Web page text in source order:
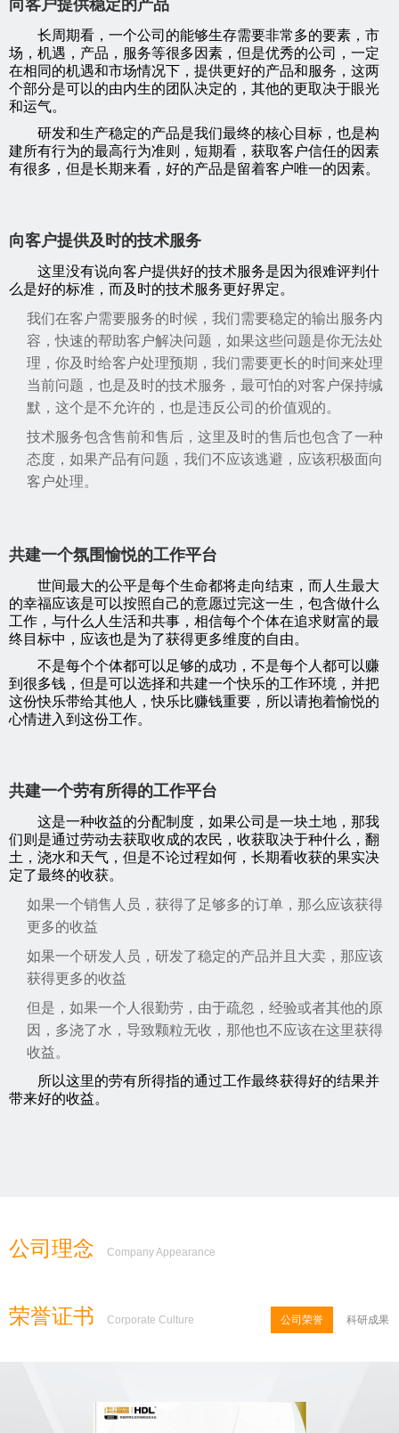
向客户提供稳定的产品
长周期看，一个公司的能够生存需要非常多的要素，市
场，机遇，产品，服务等很多因素，但是优秀的公司，一定
在相同的机遇和市场情况下，提供更好的产品和服务，这两
个部分是可以的由内生的团队决定的，其他的更取决于眼光
和运气。
研发和生产稳定的产品是我们最终的核心目标，也是构
建所有行为的最高行为准则，短期看，获取客户信任的因素
有很多，但是长期来看，好的产品是留着客户唯一的因素。
向客户提供及时的技术服务
这里没有说向客户提供好的技术服务是因为很难评判什
么是好的标准，而及时的技术服务更好界定。
我们在客户需要服务的时候，我们需要稳定的输出服务内
容，快速的帮助客户解决问题，如果这些问题是你无法处
理，你及时给客户处理预期，我们需要更长的时间来处理
当前问题，也是及时的技术服务，最可怕的对客户保持缄
默，这个是不允许的，也是违反公司的价值观的。
技术服务包含售前和售后，这里及时的售后也包含了一种
态度，如果产品有问题，我们不应该逃避，应该积极面向
客户处理。
共建一个氛围愉悦的工作平台
世间最大的公平是每个生命都将走向结束，而人生最大
的幸福应该是可以按照自己的意愿过完这一生，包含做什么
工作，与什么人生活和共事，相信每个个体在追求财富的最
终目标中，应该也是为了获得更多维度的自由。
不是每个个体都可以足够的成功，不是每个人都可以赚
到很多钱，但是可以选择和共建一个快乐的工作环境，并把
这份快乐带给其他人，快乐比赚钱重要，所以请抱着愉悦的
心情进入到这份工作。
共建一个劳有所得的工作平台
这是一种收益的分配制度，如果公司是一块土地，那我
们则是通过劳动去获取收成的农民，收获取决于种什么，翻
土，浇水和天气，但是不论过程如何，长期看收获的果实决
定了最终的收获。
如果一个销售人员，获得了足够多的订单，那么应该获得
更多的收益
如果一个研发人员，研发了稳定的产品并且大卖，那应该
获得更多的收益
但是，如果一个人很勤劳，由于疏忽，经验或者其他的原
因，多浇了水，导致颗粒无收，那他也不应该在这里获得
收益。
所以这里的劳有所得指的通过工作最终获得好的结果并
带来好的收益。
公司理念 Company Appearance
荣誉证书 Corporate Culture 公司荣誉 科研成果